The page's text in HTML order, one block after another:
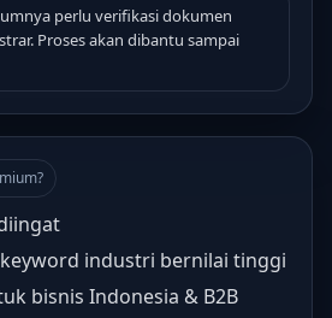
perlu verifikasi dokumen
Proses akan dibantu sampai
industri bernilai tinggi
bisnis Indonesia & B2B